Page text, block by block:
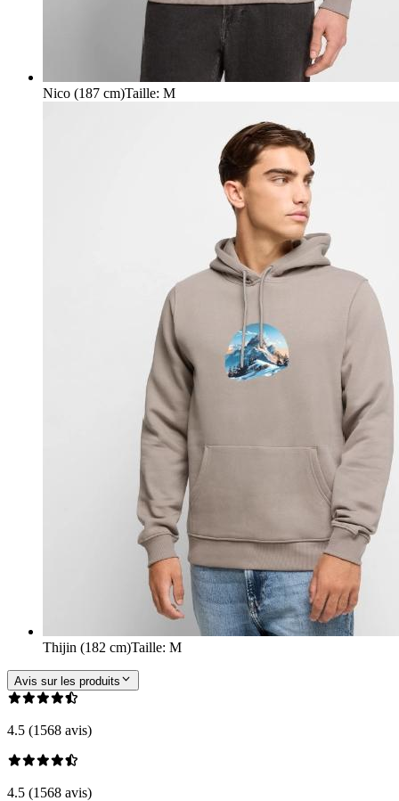
Nico (187 cm)Taille: M
Thijin (182 cm)Taille: M
Avis sur les produits
4.5 (1568 avis)
4.5 (1568 avis)